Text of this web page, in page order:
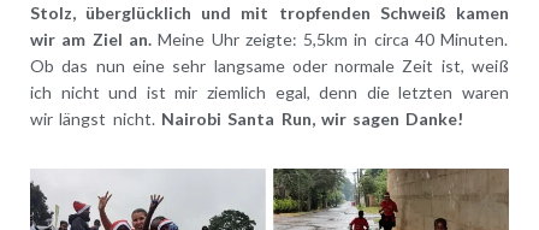
Stolz, überglücklich und mit tropfenden Schweiß kamen
wir am Ziel an.Meine Uhr zeigte: 5,5km in circa 40 Minuten.
Ob das nun eine sehr langsame oder normale Zeit ist, weiß
ich nicht und ist mir ziemlich egal, denn die letzten waren
wir längst nicht. Nairobi Santa Run, wir sagen Danke!